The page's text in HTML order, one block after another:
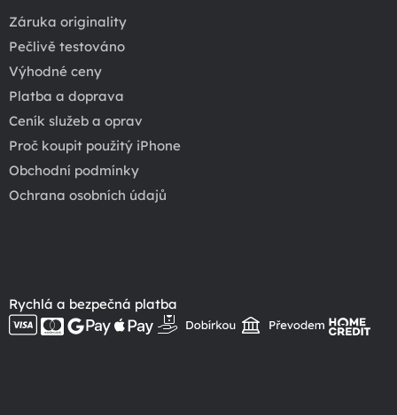
Záruka originality
Pečlivě testováno
Výhodné ceny
Platba a doprava
Ceník služeb a oprav
Proč koupit použitý iPhone
Obchodní podmínky
Ochrana osobních údajů
Rychlá a bezpečná platba